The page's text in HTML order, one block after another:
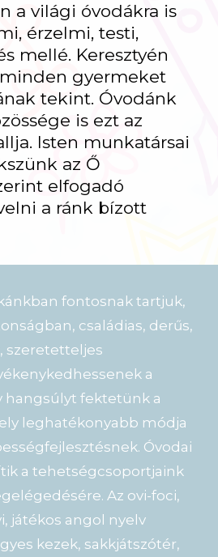
a világi óvodákra is
érzelmi, testi,
mellé. Keresztyén
gyermeket
tekint. Óvodánk
is ezt az
Isten munkatársai
az Ő
elfogadó
a ránk bízott
fontosnak tartjuk,
családias, derűs,
szeretetteljes
a
hangsúlyt fektetünk a
leghatékonyabb módja
Óvodai
a tehetségcsoportjaink
Az ovi-foci,
játékos angol nyelv
kezek, sakkjátszótér,